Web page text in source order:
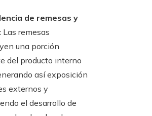
de remesas y
Las remesas
una porción
del producto interno
así exposición
externos y
el desarrollo de